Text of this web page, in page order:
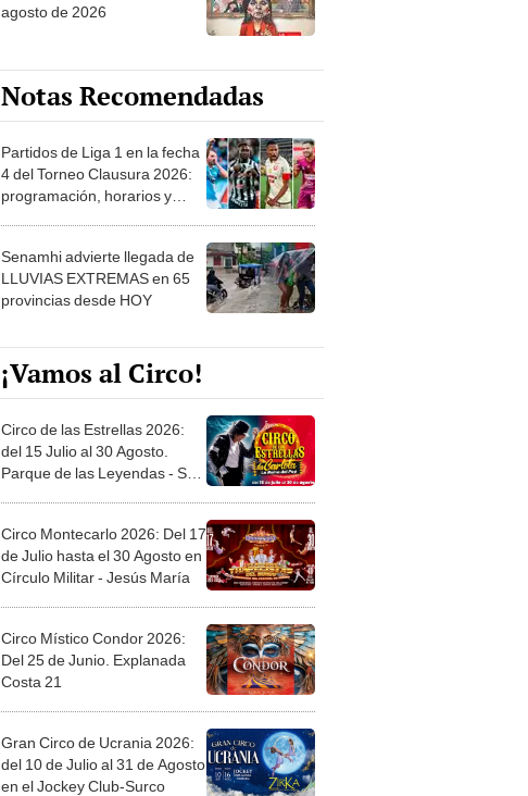
agosto de 2026
Notas Recomendadas
Partidos de Liga 1 en la fecha
4 del Torneo Clausura 2026:
programación, horarios y
Senamhi advierte llegada de
LLUVIAS EXTREMAS en 65
provincias desde HOY
¡Vamos al Circo!
Circo de las Estrellas 2026:
del 15 Julio al 30 Agosto.
Parque de las Leyendas - San
Circo Montecarlo 2026: Del 17
de Julio hasta el 30 Agosto en
Círculo Militar - Jesús María
Circo Místico Condor 2026:
Del 25 de Junio. Explanada
Costa 21
Gran Circo de Ucrania 2026:
del 10 de Julio al 31 de Agosto
en el Jockey Club-Surco